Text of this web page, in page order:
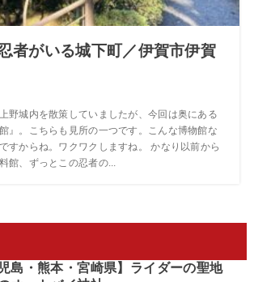
者がいる城下町／伊賀市伊賀
野城内を散策していましたが、今回は奥にある
』。こちらも見所の一つです。こんな博物館な
すからね。ワクワクしますね。 かなり以前から
館、ずっとこの忍者の...
島・熊本・宮崎県】ライダーの聖地